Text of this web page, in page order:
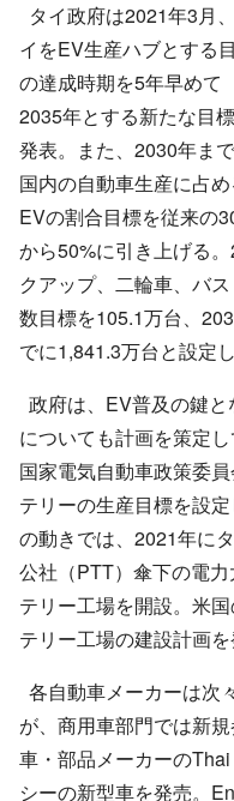
タイ政府は2021年3月
イをEV生産ハブとする
の達成時期を5年早めて
2035年とする新たな目
発表。また、2030年ま
国内の自動車生産に占め
EVの割合目標を従来の
から50%に引き上げる
クアップ、二輪車、バ
数目標を105.1万台、
でに1,841.3万台と設定し
政府は、EV普及の鍵
についても計画を策定
国家電気自動車政策委
テリーの生産目標を設
の動きでは、2021年に
公社（PTT）傘下の電
テリー工場を開設。米
テリー工場の建設計画を
各自動車メーカーは次
が、商用車部門では新
車・部品メーカーの
シーの新型車を発売。